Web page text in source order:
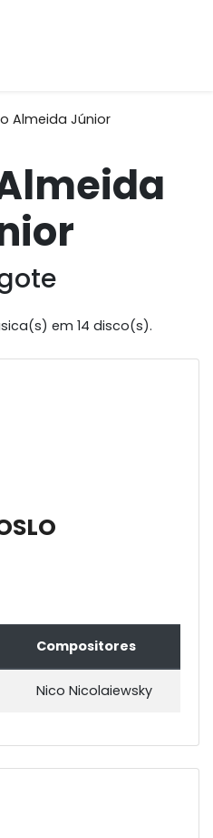
Almeida Júnior
em 14 disco(s).
Compositores
Nico Nicolaiewsky